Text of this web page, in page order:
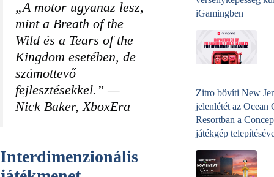
„A motor ugyanaz lesz,
mint a Breath of the
Wild és a Tears of the
Kingdom esetében, de
számottevő
fejlesztésekkel.” —
Nick Baker, XboxEra
Interdimenzionális
iGamingben
Zitro bővíti New
jelenlétét az Ocean
Resortban a
játékgép